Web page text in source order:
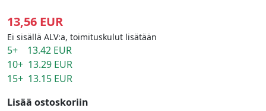
13,56 EUR
Ei sisällä ALV:a, toimituskulut lisätään
5+ 13.42 EUR
10+ 13.29 EUR
15+ 13.15 EUR
Lisää ostoskoriin